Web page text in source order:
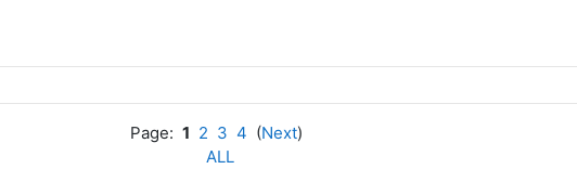
Page: 1 2 3 4 (Next)
ALL